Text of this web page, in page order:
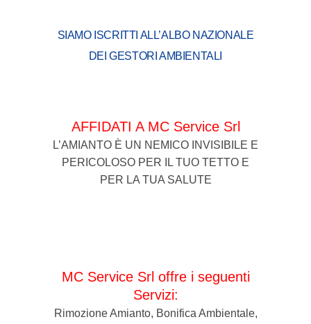
SIAMO ISCRITTI ALL’ALBO NAZIONALE
DEI GESTORI AMBIENTALI
AFFIDATI A MC Service Srl
L’AMIANTO È UN NEMICO INVISIBILE E
PERICOLOSO PER IL TUO TETTO E
PER LA TUA SALUTE
MC Service Srl offre i seguenti
Servizi:
Rimozione Amianto, Bonifica Ambientale,